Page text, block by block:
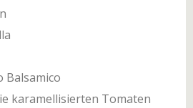
Balsamico
karamellisierten Tomaten